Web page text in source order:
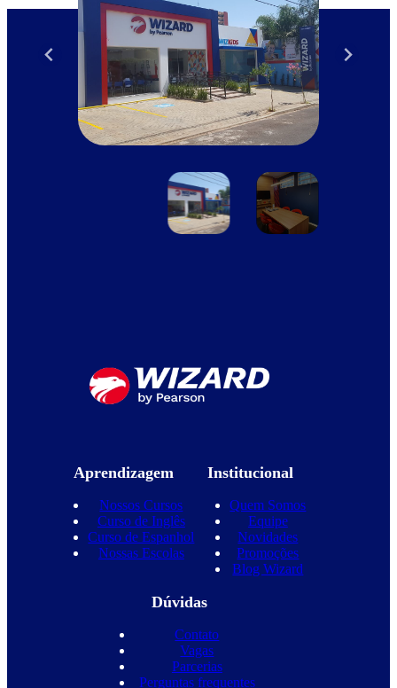
Aprendizagem
Nossos Cursos
Curso de Inglês
Curso de Espanhol
Nossas Escolas
Institucional
Quem Somos
Equipe
Novidades
Promoções
Blog Wizard
Dúvidas
Contato
Vagas
Parcerias
Perguntas frequentes